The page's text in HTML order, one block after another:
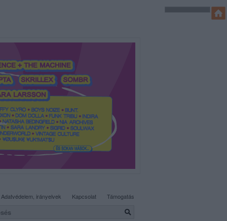
Adatvédelem, irányelvek Kapcsolat Támogatás